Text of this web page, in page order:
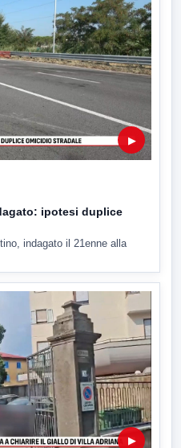
▶
ipotesi duplice
indagato il 21enne alla
▶